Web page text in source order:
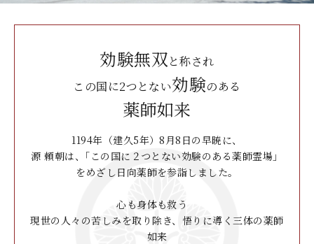
効験無双と称され
この国に2つとない効験のある
薬師如来
1194年（建久5年）8月8日の早暁に、
源 頼朝は、｢この国に２つとない効験のある薬師霊場」
をめざし日向薬師を参詣しました。
心も身体も救う
現世の人々の苦しみを取り除き、悟りに導く三体の薬師
如来